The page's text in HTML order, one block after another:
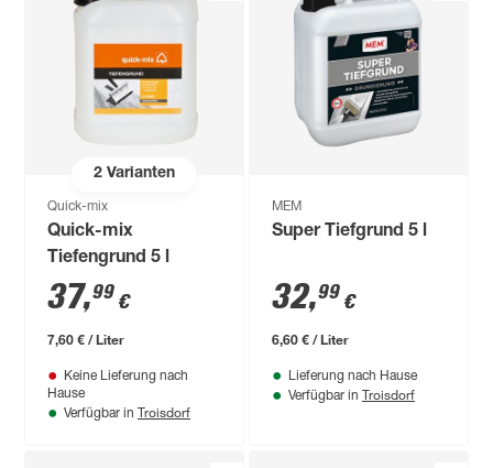
2Varianten
Quick-mix
Quick-mix
Tiefengrund 5 l
37,99 €
7,60 € / Liter
Keine Lieferung nach
Hause
Verfügbar in Troisdorf
MEM
Super Tiefgrund 5 l
32,99 €
6,60 € / Liter
Lieferung nach Hause
Verfügbar in Troisdorf